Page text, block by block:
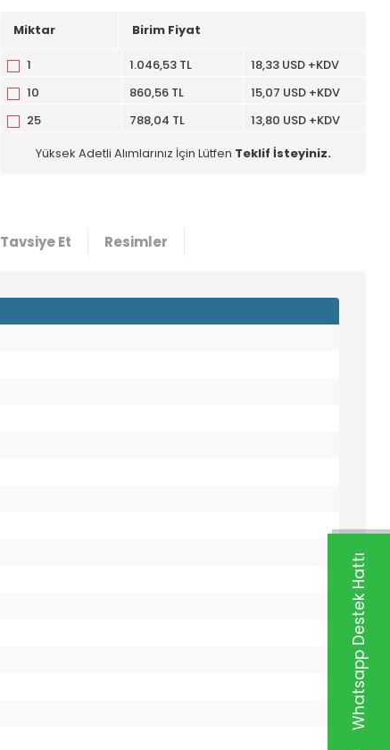
Whatsapp Destek Hattı
Miktar Birim Fiyat
1 1.046,53 TL
18,33 USD +KDV
10
860,56 TL
15,07 USD +KDV
25
788,04 TL
13,80 USD +KDV
Yüksek Adetli Alımlarınız İçin Lütfen Teklif İsteyiniz.
Tavsiye Et Resimler